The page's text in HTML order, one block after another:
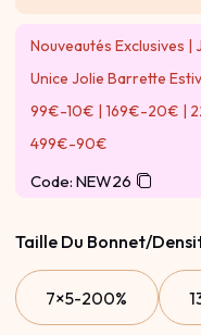
Gratuite
Nouveautés Exclusives |
Unice Jolie Barrette
99€-10€ | 169€-20€ |
499€-90€
Code: NEW26
Taille Du Bonnet/
7×5-200%